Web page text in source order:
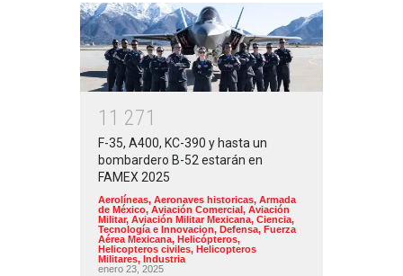
1 1 271
F-35, A400, KC-390 y hasta un
bombardero B-52 estarán en
FAMEX 2025
Aerolíneas, Aeronaves historicas, Armada
de México, Aviación Comercial, Aviación
Militar, Aviación Militar Mexicana, Ciencia,
Tecnología e Innovacion, Defensa, Fuerza
Aérea Mexicana, Helicópteros,
Helicopteros civiles, Helicopteros
Militares, Industria
enero 23, 2025